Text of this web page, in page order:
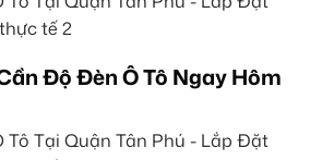
Độ Đèn Ô Tô Ngay Hôm